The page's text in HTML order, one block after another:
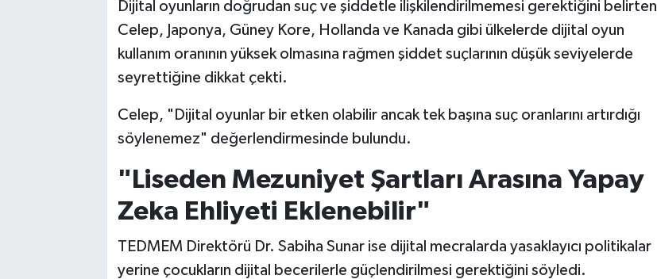
Dijital oyunların doğrudan suç ve şiddetle ilişkilendirilmemesi gerektiğini belirten
Celep, Japonya, Güney Kore, Hollanda ve Kanada gibi ülkelerde dijital oyun
kullanım oranının yüksek olmasına rağmen şiddet suçlarının düşük seviyelerde
seyrettiğine dikkat çekti.
Celep, "Dijital oyunlar bir etken olabilir ancak tek başına suç oranlarını artırdığı
söylenemez" değerlendirmesinde bulundu.
"Liseden Mezuniyet Şartları Arasına Yapay
Zeka Ehliyeti Eklenebilir"
TEDMEM Direktörü Dr. Sabiha Sunar ise dijital mecralarda yasaklayıcı politikalar
yerine çocukların dijital becerilerle güçlendirilmesi gerektiğini söyledi.